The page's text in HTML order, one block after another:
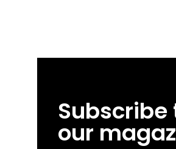
Subscribe
our